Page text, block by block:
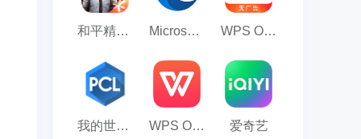
和平精英模拟器应用宝版 Microsoft Edge浏览器 WPS Office
我的世界PCL2启动器 WPS Office 2023 爱奇艺